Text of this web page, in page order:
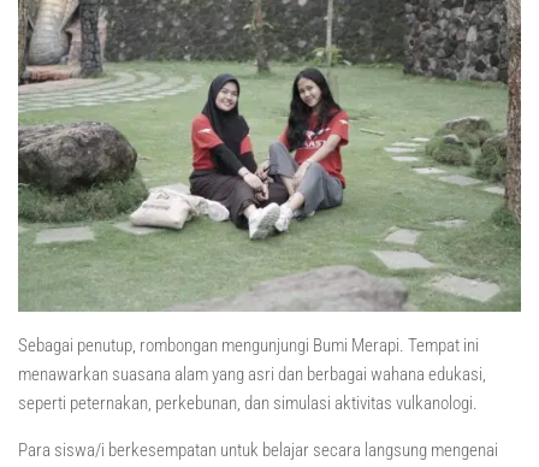
Sebagai penutup, rombongan mengunjungi Bumi Merapi. Tempat ini
menawarkan suasana alam yang asri dan berbagai wahana edukasi,
seperti peternakan, perkebunan, dan simulasi aktivitas vulkanologi.
Para siswa/i berkesempatan untuk belajar secara langsung mengenai